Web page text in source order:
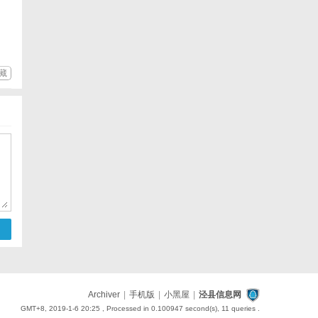
Archiver 手机版 小黑屋 泾县信息网
GMT+8, 2019-1-6 20:25 , Processed in 0.100947 second(s), 11 queries .